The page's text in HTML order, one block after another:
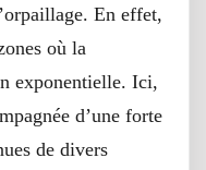
En effet,
où la
exponentielle. Ici,
d’une forte
de divers